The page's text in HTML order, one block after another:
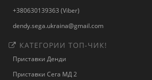
+380630139363 (Viber)
dendy.sega.ukraina@gmail.com
КАТЕГОРИИ ТОП-ЧИК!
Приставки Денди
Приставки Сега МД 2